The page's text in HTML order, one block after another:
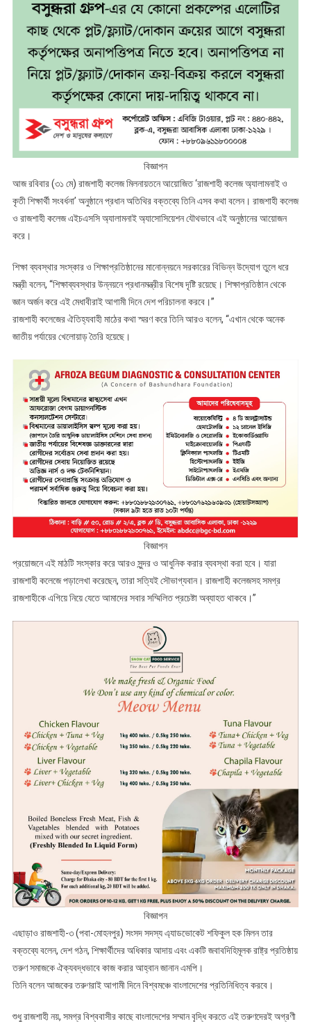
বিজ্ঞাপন
আজ রবিবার (৩১ মে) রাজশাহী কলেজ মিলনায়তনে আয়োজিত ‘রাজশাহী কলেজ অ্যালামনাই ও
কৃতী শিক্ষার্থী সংবর্ধনা’ অনুষ্ঠানে প্রধান অতিথির বক্তব্যে তিনি এসব কথা বলেন। রাজশাহী কলেজ
ও রাজশাহী কলেজ এইচএসসি অ্যালামনাই অ্যাসোসিয়েশন যৌথভাবে এই অনুষ্ঠানের আয়োজন
করে।
শিক্ষা ব্যবস্থার সংস্কার ও শিক্ষাপ্রতিষ্ঠানের মানোন্নয়নে সরকারের বিভিন্ন উদ্যোগ তুলে ধরে
মন্ত্রী বলেন, “শিক্ষাব্যবস্থার উন্নয়নে প্রধানমন্ত্রীর বিশেষ দৃষ্টি রয়েছে। শিক্ষাপ্রতিষ্ঠান থেকে
জ্ঞান অর্জন করে এই মেধাবীরাই আগামী দিনে দেশ পরিচালনা করবে।”
রাজশাহী কলেজের ঐতিহ্যবাহী মাঠের কথা স্মরণ করে তিনি আরও বলেন, “এখান থেকে অনেক
জাতীয় পর্যায়ের খেলোয়াড় তৈরি হয়েছে।
বিজ্ঞাপন
প্রয়োজনে এই মাঠটি সংস্কার করে আরও সুন্দর ও আধুনিক করার ব্যবস্থা করা হবে। যারা
রাজশাহী কলেজে পড়ালেখা করেছেন, তারা সত্যিই সৌভাগ্যবান। রাজশাহী কলেজসহ সমগ্র
রাজশাহীকে এগিয়ে নিয়ে যেতে আমাদের সবার সম্মিলিত প্রচেষ্টা অব্যাহত থাকবে।”
বিজ্ঞাপন
এছাড়াও রাজশাহী-৩ (পবা-মোহনপুর) সংসদ সদস্য এ্যাডভোকেট শফিকুল হক মিলন তার
বক্তব্যে বলেন, দেশ গঠন, শিক্ষার্থীদের অধিকার আদায় এবং একটি জবাবদিহিমূলক রাষ্ট্র প্রতিষ্ঠায়
তরুণ সমাজকে ঐক্যবদ্ধভাবে কাজ করার আহ্বান জানান এমপি।
তিনি বলেন আজকের তরুণরাই আগামী দিনে বিশ্বমঞ্চে বাংলাদেশের প্রতিনিধিত্ব করবে।
শুধু রাজশাহী নয়, সমগ্র বিশ্ববাসীর কাছে বাংলাদেশের সম্মান বৃদ্ধি করতে এই তরুণদেরই অগ্রণী